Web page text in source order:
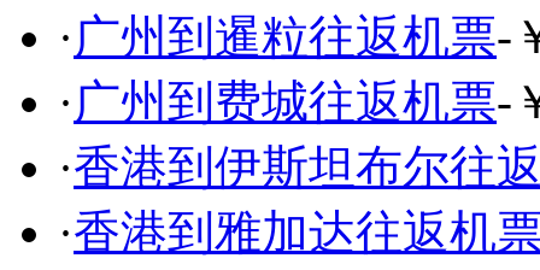
·广州到暹粒往返机票-
·广州到费城往返机票-
·香港到伊斯坦布尔往
·香港到雅加达往返机